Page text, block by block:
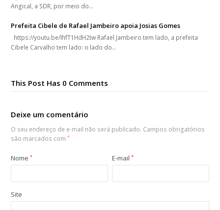
Angical, a SDR, por meio do…
Prefeita Cibele de Rafael Jambeiro apoia Josias Gomes
https://youtu.be/lhfT1HdH2tw Rafael Jambeiro tem lado, a prefeita
Cibele Carvalho tem lado: o lado do…
This Post Has 0 Comments
Deixe um comentário
O seu endereço de e-mail não será publicado. Campos obrigatórios
são marcados com*
Nome* E-mail*
Site